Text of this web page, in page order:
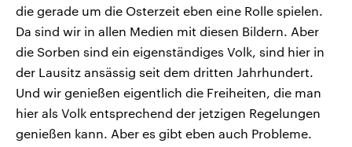
die gerade um die Osterzeit eben eine Rolle spielen.
Da sind wir in allen Medien mit diesen Bildern. Aber
die Sorben sind ein eigenständiges Volk, sind hier in
der Lausitz ansässig seit dem dritten Jahrhundert.
Und wir genießen eigentlich die Freiheiten, die man
hier als Volk entsprechend der jetzigen Regelungen
genießen kann. Aber es gibt eben auch Probleme.